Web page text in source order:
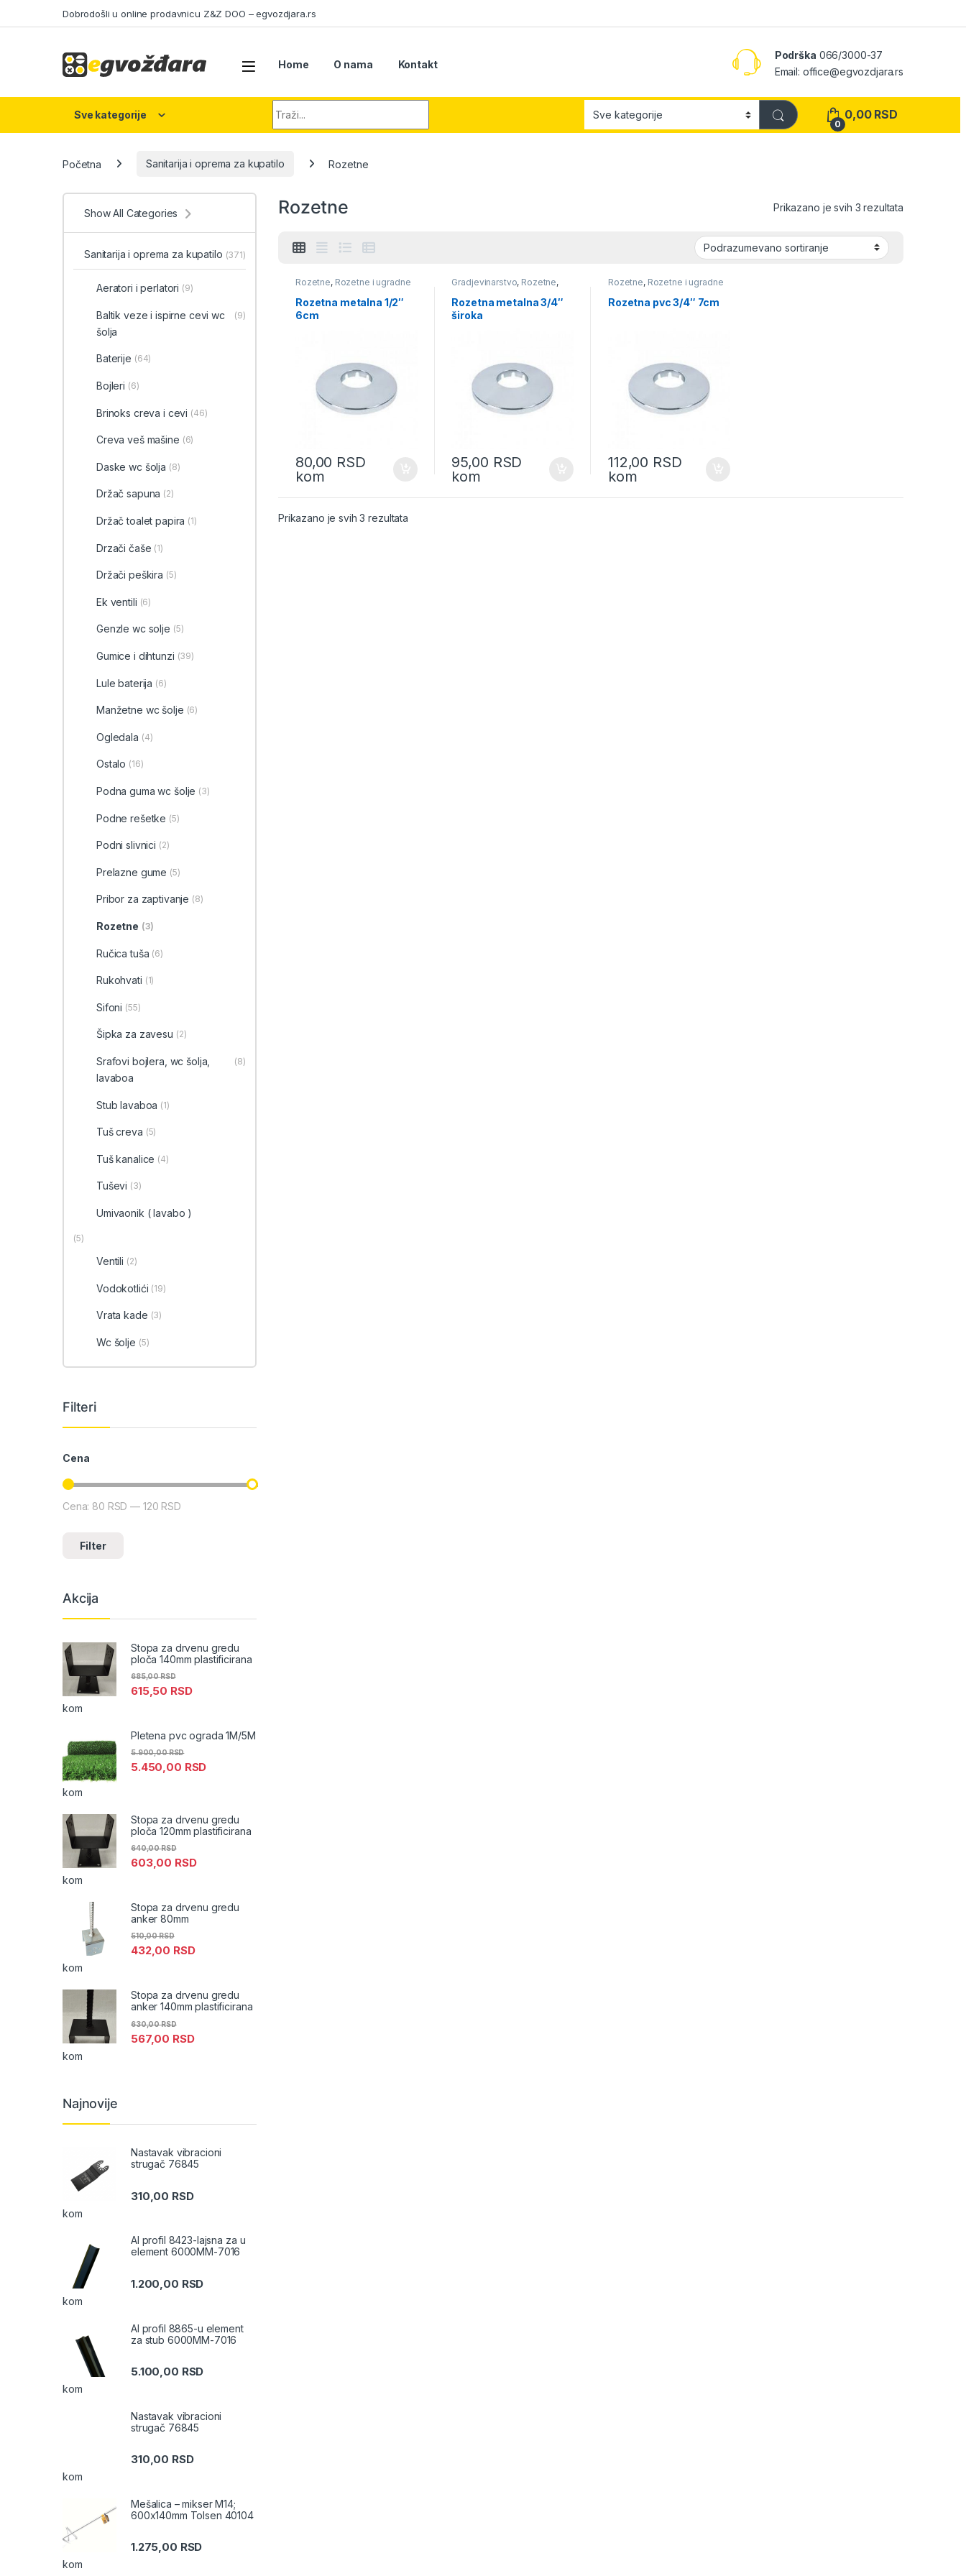
Dobrodošli u online prodavnicu Z&Z DOO – egvozdjara.rs
Home O nama Kontakt
Podrška 066/3000-37
Email: office@egvozdjara.rs
Sve kategorije
0
0,00 RSD
Početna Sanitarija i oprema za kupatilo Rozetne
Rozetne Prikazano je svih 3 rezultata
Rozetne, Rozetne i ugradne
Sanitarija i oprema za
kupatilo,Vodovod
Rozetna metalna 1/2″
6cm
80,00 RSD
kom
Gradjevinarstvo, Rozetne,
Vodovod
Rozetna metalna 3/4″
široka
95,00 RSD
kom
Rozetne, Rozetne i ugradne
Sanitarija i oprema za
kupatilo,Vodovod
Rozetna pvc 3/4″ 7cm
112,00 RSD
kom
Prikazano je svih 3 rezultata
Show All Categories
Sanitarija i oprema za kupatilo (371)
Aeratori i perlatori (9)
Baltik veze i ispirne cevi wc
šolja
(9)
Baterije (64)
Bojleri (6)
Brinoks creva i cevi (46)
Creva veš mašine (6)
Daske wc šolja (8)
Držač sapuna (2)
Držač toalet papira (1)
Drzači čaše (1)
Držači peškira (5)
Ek ventili (6)
Genzle wc solje (5)
Gumice i dihtunzi (39)
Lule baterija (6)
Manžetne wc šolje (6)
Ogledala (4)
Ostalo (16)
Podna guma wc šolje (3)
Podne rešetke (5)
Podni slivnici (2)
Prelazne gume (5)
Pribor za zaptivanje (8)
Rozetne (3)
Ručica tuša (6)
Rukohvati (1)
Sifoni (55)
Šipka za zavesu (2)
Srafovi bojlera, wc šolja,
lavaboa
(8)
Stub lavaboa (1)
Tuš creva (5)
Tuš kanalice (4)
Tuševi (3)
Umivaonik ( lavabo )
(5)
Ventili (2)
Vodokotlići (19)
Vrata kade (3)
Wc šolje (5)
Filteri
Cena
Minimalna cena
Maksimalna cena
Filter
Cena: 80 RSD — 120 RSD
Akcija
Stopa za drvenu gredu
ploča 140mm plastificirana
615,50 RSD
685,00RSD
kom
Pletena pvc ograda 1M/5M
5.450,00 RSD
5.900,00RSD
kom
Stopa za drvenu gredu
ploča 120mm plastificirana
603,00 RSD
640,00RSD
kom
Stopa za drvenu gredu
anker 80mm
432,00 RSD
510,00RSD
kom
Stopa za drvenu gredu
anker 140mm plastificirana
567,00 RSD
630,00RSD
kom
Najnovije
Nastavak vibracioni
strugač 76845
310,00 RSD
kom
Al profil 8423-lajsna za u
element 6000MM-7016
1.200,00 RSD
kom
Al profil 8865-u element
za stub 6000MM-7016
5.100,00 RSD
kom
Nastavak vibracioni
strugač 76845
310,00 RSD
kom
Mešalica – mikser M14;
600x140mm Tolsen 40104
1.275,00 RSD
kom